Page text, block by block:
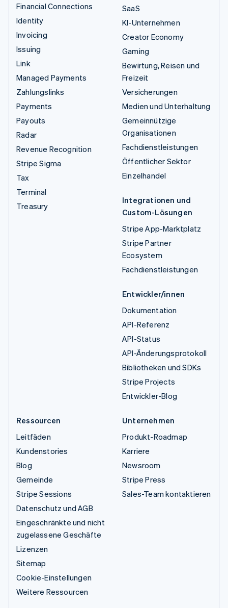
Financial Connections
Identity
Invoicing
Issuing
Link
Managed Payments
Zahlungslinks
Payments
Payouts
Radar
Revenue Recognition
Stripe Sigma
Tax
Terminal
Treasury
SaaS
KI-Unternehmen
Creator Economy
Gaming
Bewirtung, Reisen und
Freizeit
Versicherungen
Medien und Unterhaltung
Gemeinnützige
Organisationen
Fachdienstleistungen
Öffentlicher Sektor
Einzelhandel
Integrationen und
Custom-Lösungen
Stripe App-Marktplatz
Stripe Partner
Ecosystem
Fachdienstleistungen
Entwickler/innen
Dokumentation
API-Referenz
API-Status
API-Änderungsprotokoll
Bibliotheken und SDKs
Stripe Projects
Entwickler-Blog
Ressourcen
Leitfäden
Kundenstories
Blog
Gemeinde
Stripe Sessions
Datenschutz und AGB
Eingeschränkte und nicht
zugelassene Geschäfte
Lizenzen
Sitemap
Cookie-Einstellungen
Weitere Ressourcen
Unternehmen
Produkt-Roadmap
Karriere
Newsroom
Stripe Press
Sales-Team kontaktieren